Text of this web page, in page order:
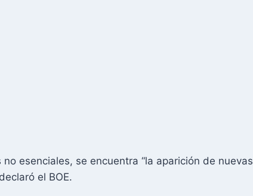
esenciales, se encuentra “la aparición de nuevas
el BOE.